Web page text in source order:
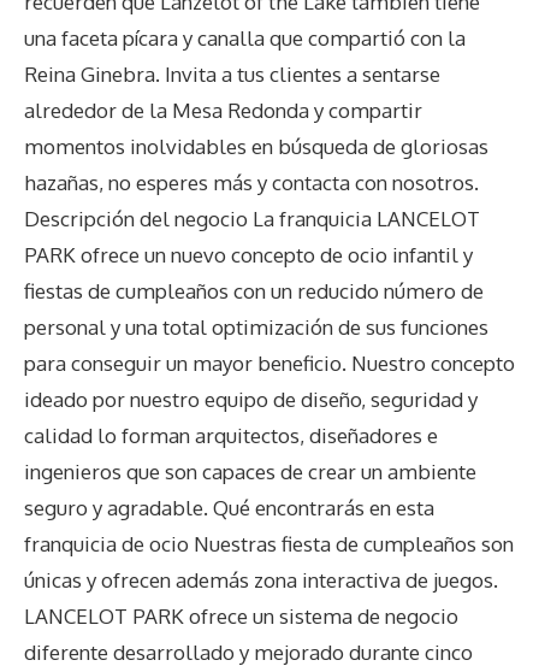
una faceta pícara y canalla que compartió con la
Reina Ginebra. Invita a tus clientes a sentarse
alrededor de la Mesa Redonda y compartir
momentos inolvidables en búsqueda de gloriosas
hazañas, no esperes más y contacta con nosotros.
Descripción del negocio La franquicia LANCELOT
PARK ofrece un nuevo concepto de ocio infantil y
fiestas de cumpleaños con un reducido número de
personal y una total optimización de sus funciones
para conseguir un mayor beneficio. Nuestro concepto
ideado por nuestro equipo de diseño, seguridad y
calidad lo forman arquitectos, diseñadores e
ingenieros que son capaces de crear un ambiente
seguro y agradable. Qué encontrarás en esta
franquicia de ocio Nuestras fiesta de cumpleaños son
únicas y ofrecen además zona interactiva de juegos.
LANCELOT PARK ofrece un sistema de negocio
diferente desarrollado y mejorado durante cinco